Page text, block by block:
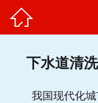

下水道清
我国现代化城